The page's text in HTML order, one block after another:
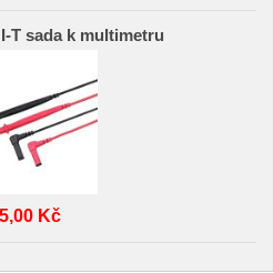
T sada k multimetru
Kč